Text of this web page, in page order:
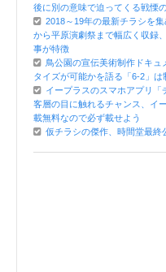
後に別の意味で迫ってくる戦慄
2018～19年の最新チラシを
から平原演劇祭まで幅広く収録
事が特徴
鳥公園の宣伝美術制作ドキュ
タイズが可能かを語る「6-2」は
イープラスのスマホアプリ
客層の目に触れるチャンス、イ
載無料なので必ず載せよう
仮チラシの傑作、時間堂最終